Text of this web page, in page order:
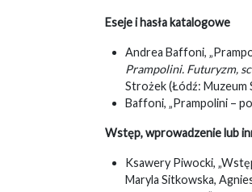
Eseje i hasła katalogowe
Andrea Baffoni,
Prampolini. Futuryzm,
Strożek (Łódź: Muzeum
Baffoni, „Prampolini –
Wstęp, wprowadzenie lub
Ksawery Piwocki,
Maryla Sitkowska,